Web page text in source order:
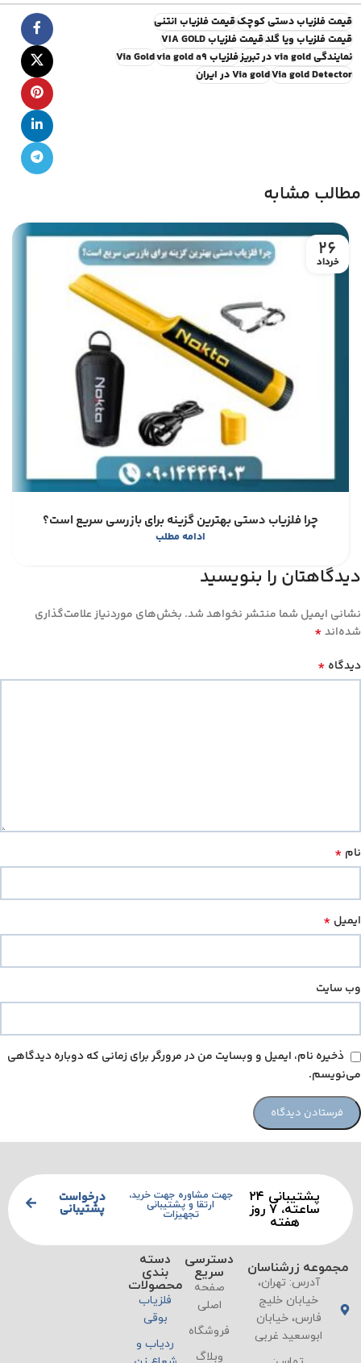
قیمت فلزیاب دستی کوچکقیمت فلزیاب انتنی
قیمت فلزیاب ویا گلدقیمت فلزیاب VIA GOLD
نمایندگی via gold در تبریز
فلزیاب via gold a9
Via Gold
Via gold DetectorVia gold در ایران
مطالب مشابه
26
خرداد
چرا فلزیاب دستی بهترین گزینه برای بازرسی سریع است؟
ادامه مطلب
دیدگاهتان را بنویسید
نشانی ایمیل شما منتشر نخواهد شد. بخش‌های موردنیاز علامت‌گذاری
شده‌اند*
دیدگاه *
نام *
ایمیل *
وب‌ سایت
ذخیره نام، ایمیل و وبسایت من در مرورگر برای زمانی که دوباره دیدگاهی
می‌نویسم.
پشتیبانی ۲۴
ساعته، ۷ روز
هفته
جهت مشاوره جهت خرید،
ارتقا و پشتیبانی
تجهیزات
درخواست
پشتیبانی
مجموعه زرشناسان
آدرس: تهران،
خیابان خلیج
فارس، خیابان
ابوسعید غربی
دسترسی
سریع
صفحه
اصلی
فروشگاه
وبلاگ
دسته
بندی
محصولات
فلزیاب
بوقی
ردیاب و